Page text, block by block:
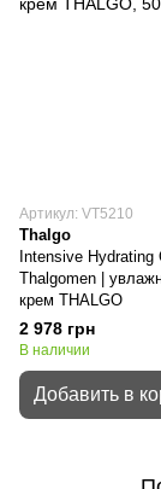
Артикул: VT5210
Thalgo
Intensive Hydrating
Thalgomen |
крем THALGO
2 978 грн
В наличии
Добавить в